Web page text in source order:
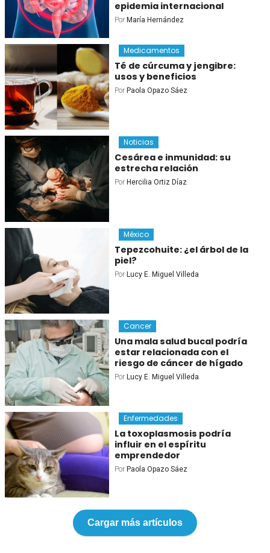
epidemia internacional
Por María Hernández
Medicamentos
Té de cúrcuma y jengibre:
usos y beneficios
Por Paola Opazo Sáez
Noticias
Cesárea e inmunidad: su
estrecha relación
Por Hercilia Ortiz Díaz
México
Tepezcohuite: ¿el árbol de la
piel?
Por Lucy E. Miguel Villeda
Cancer
Una mala salud bucal podría
estar relacionada con el
riesgo de cáncer de hígado
Por Lucy E. Miguel Villeda
Enfermedades
La toxoplasmosis podría
influir en el espíritu
emprendedor
Por Paola Opazo Sáez
Cargar más artículos